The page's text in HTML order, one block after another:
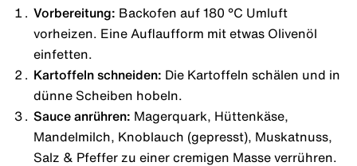
Vorbereitung: Backofen auf 180 °C Umluft
vorheizen. Eine Auflaufform mit etwas Olivenöl
einfetten.
Kartoffeln schneiden: Die Kartoffeln schälen und in
dünne Scheiben hobeln.
Sauce anrühren: Magerquark, Hüttenkäse,
Mandelmilch, Knoblauch (gepresst), Muskatnuss,
Salz & Pfeffer zu einer cremigen Masse verrühren.